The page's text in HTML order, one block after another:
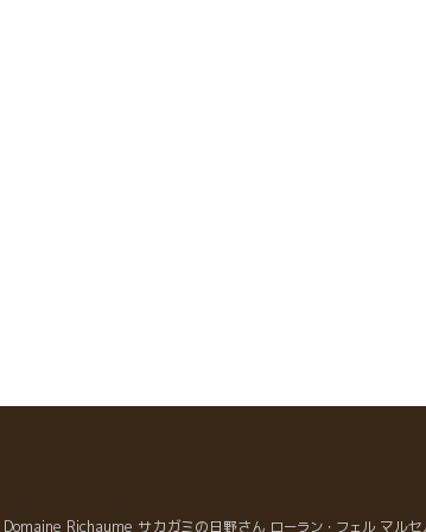
Domaine Richaume サカガミの日野さん ローラン・フェル マル